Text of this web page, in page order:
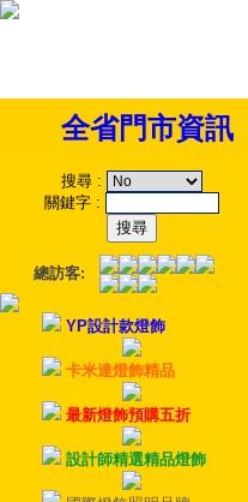
全省門市資訊
搜尋 :
關鍵字 :
總訪客:
YP設計款燈飾
卡米達燈飾精品
最新燈飾預購五折
設計師精選精品燈飾